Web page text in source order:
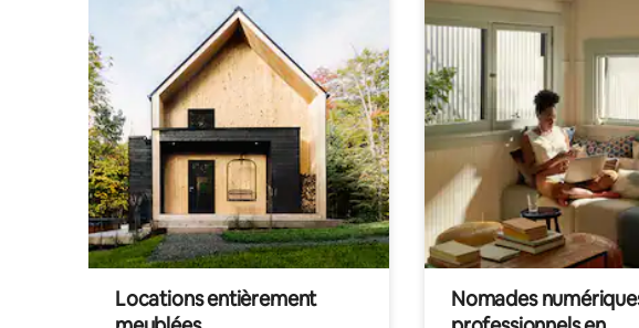
Locations entièrement
Nomades